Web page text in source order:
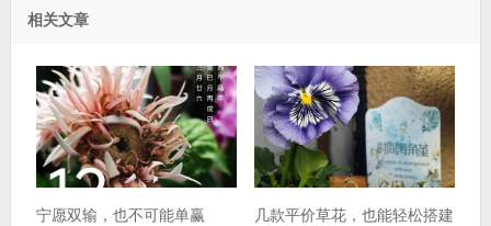
相关文章
宁愿双输，也不可能单赢
几款平价草花，也能轻松搭建